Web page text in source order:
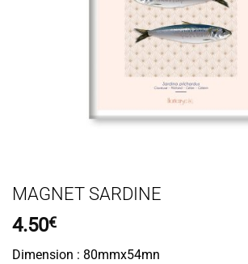
MAGNET SARDINE
4.50€
Dimension : 80mmx54mn